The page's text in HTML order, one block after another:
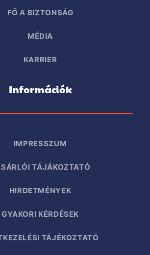
FŐ A BIZTONSÁG
MÉDIA
KARRIER
Információk
IMPRESSZUM
TÁJÁKOZTATÓ
HIRDETMÉNYEK
GYAKORI KÉRDÉSEK
TÁJÉKOZTATÓ